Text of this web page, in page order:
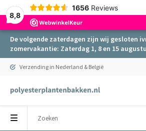
8,8
1656 Reviews
De volgende zaterdagen zijn wij gesloten
zomervakantie: Zaterdag 1, 8 en 15
Verzending in Nederland & België